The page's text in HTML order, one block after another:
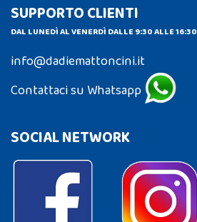
SUPPORTO CLIENTI
DAL LUNEDÌ AL VENERDÌ DALLE 9:30 ALLE 16:30
info@dadiemattoncini.it
Contattaci su Whatsapp
SOCIAL NETWORK